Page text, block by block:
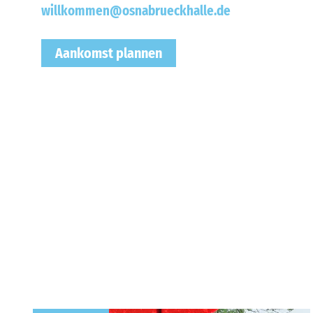
willkommen@osnabrueckhalle.de
Aankomst plannen